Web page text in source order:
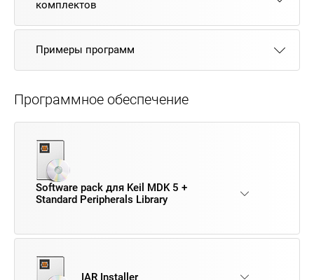
комплектов
Примеры программ
Программное обеспечение
Software pack для Keil MDK 5 +
Standard Peripherals Library
IAR Installer